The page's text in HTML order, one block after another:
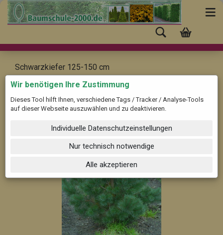
Schwarzkiefer 125-150 cm
Pinus nigra ssp. nigra
Wir benötigen Ihre Zustimmung
Dieses Tool hilft Ihnen, verschiedene Tags / Tracker / Analyse-Tools
auf dieser Webseite auszuwählen und zu deaktivieren.
Individuelle Datenschutzeinstellungen
Nur technisch notwendige
Alle akzeptieren